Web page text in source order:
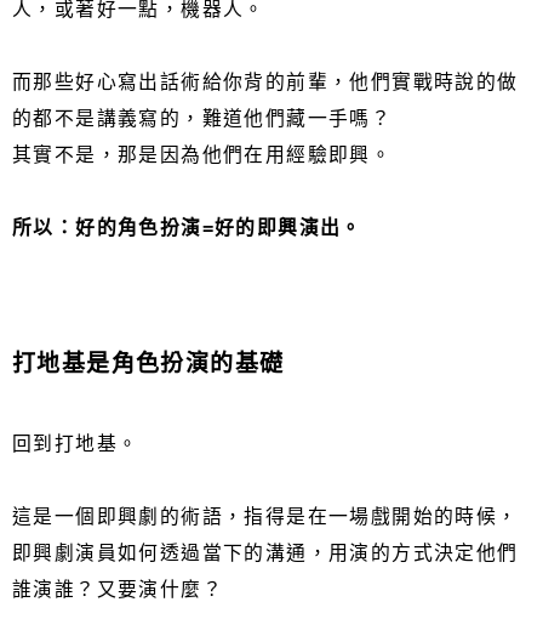
人，或著好一點，機器人。
而那些好心寫出話術給你背的前輩，他們實戰時說的做
的都不是講義寫的，難道他們藏一手嗎？
其實不是，那是因為他們在用經驗即興。
所以：好的角色扮演=好的即興演出。
打地基是角色扮演的基礎
回到打地基。
這是一個即興劇的術語，指得是在一場戲開始的時候，
即興劇演員如何透過當下的溝通，用演的方式決定他們
誰演誰？又要演什麼？